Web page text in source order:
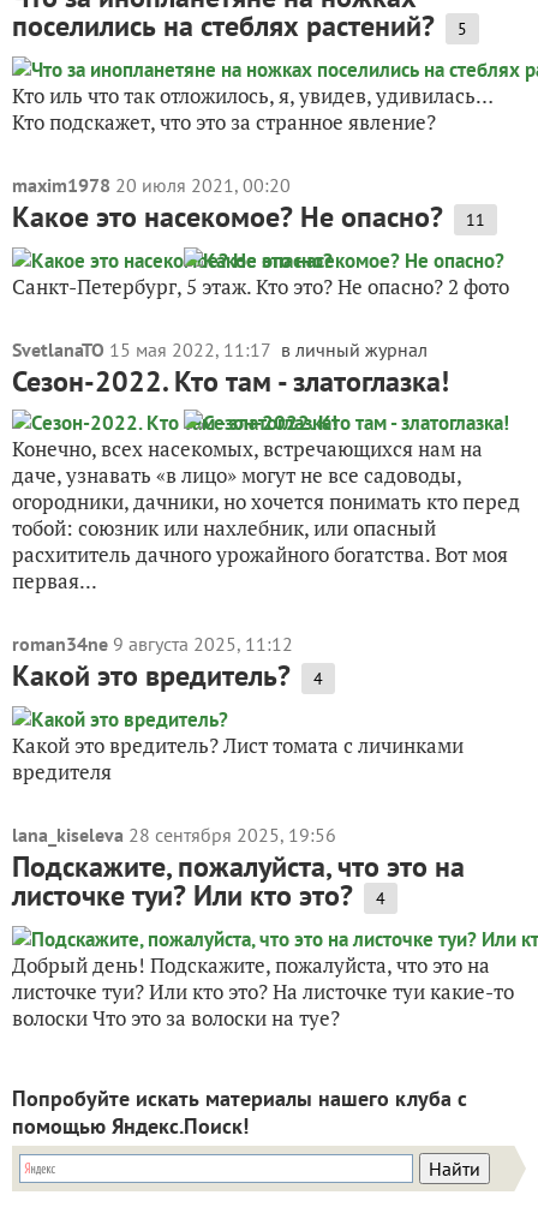
поселились на стеблях растений? 5
Кто иль что так отложилось, я, увидев, удивилась…
Кто подскажет, что это за странное явление?
maxim1978 20 июля 2021, 00:20
Какое это насекомое? Не опасно? 11
Санкт-Петербург, 5 этаж. Кто это? Не опасно? 2 фото
SvetlanaTO 15 мая 2022, 11:17 в личный журнал
Сезон-2022. Кто там - златоглазка!
Конечно, всех насекомых, встречающихся нам на
даче, узнавать «в лицо» могут не все садоводы,
огородники, дачники, но хочется понимать кто перед
тобой: союзник или нахлебник, или опасный
расхититель дачного урожайного богатства. Вот моя
первая...
roman34ne 9 августа 2025, 11:12
Какой это вредитель? 4
Какой это вредитель? Лист томата с личинками
вредителя
lana_kiseleva 28 сентября 2025, 19:56
Подскажите, пожалуйста, что это на
листочке туи? Или кто это? 4
Добрый день! Подскажите, пожалуйста, что это на
листочке туи? Или кто это? На листочке туи какие-то
волоски Что это за волоски на туе?
Попробуйте искать материалы нашего клуба с
помощью Яндекс.Поиск!